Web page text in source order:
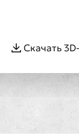
Скачать